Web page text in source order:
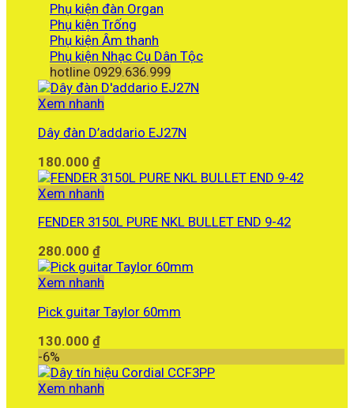
Phụ kiện đàn Organ
Phụ kiện Trống
Phụ kiện Âm thanh
Phụ kiện Nhạc Cụ Dân Tộc
hotline 0929.636.999
Xem nhanh
Dây đàn D’addario EJ27N
180.000 ₫
Xem nhanh
FENDER 3150L PURE NKL BULLET END 9-42
280.000 ₫
Xem nhanh
Pick guitar Taylor 60mm
130.000 ₫
-6%
Xem nhanh